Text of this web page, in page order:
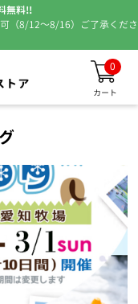
無料!!
（8/12～8/16）ご了承くださ
カート
0